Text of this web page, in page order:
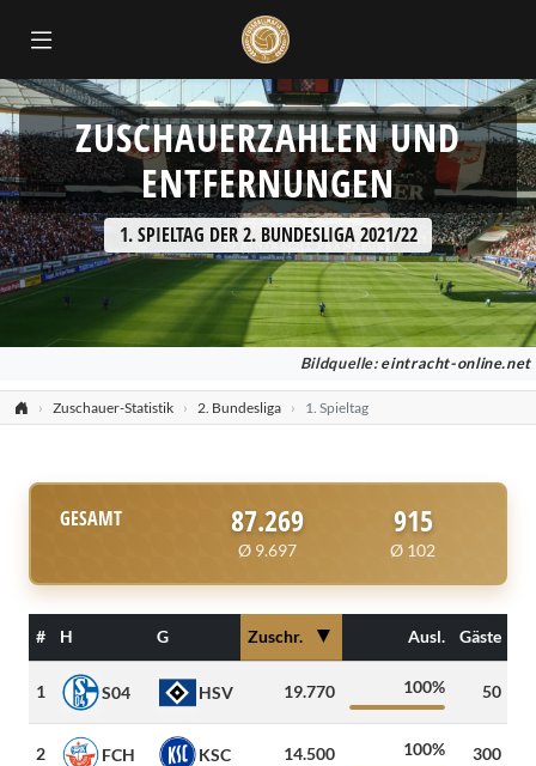
ZUSCHAUERZAHLEN UND
ENTFERNUNGEN
1. SPIELTAG DER 2. BUNDESLIGA 2021/22
Bildquelle: eintracht-online.net
Zuschauer-Statistik 2. Bundesliga 1. Spieltag
GESAMT 87.269
Ø 9.697
915
Ø 102
# H G Zuschr. ▼ Ausl. Gäste
1 S04 HSV 19.770 100% 50
2 FCH KSC 14.500 100% 300